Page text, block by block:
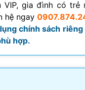
gia đình có trẻ
hệ ngay
chính sách
hợp.